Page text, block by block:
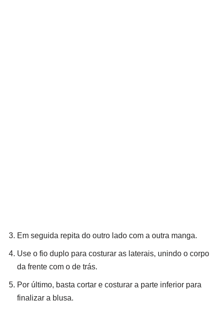
Em seguida repita do outro lado com a outra manga.
Use o fio duplo para costurar as laterais, unindo o corpo
da frente com o de trás.
Por último, basta cortar e costurar a parte inferior para
finalizar a blusa.